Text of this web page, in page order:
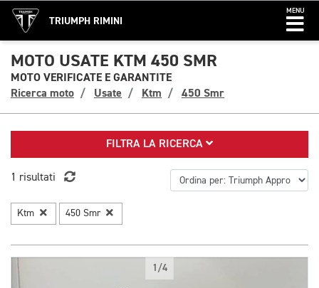
TRIUMPH RIMINI
MENU
MOTO USATE KTM 450 SMR
MOTO VERIFICATE E GARANTITE
Ricerca moto
Usate Ktm 450 Smr
FILTRA LA RICERCA
1 risultati
Ktm 450 Smr
1/4